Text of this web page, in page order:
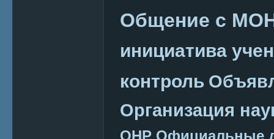
Общение с
инициатива
контроль
Организация
ОНР Официальные